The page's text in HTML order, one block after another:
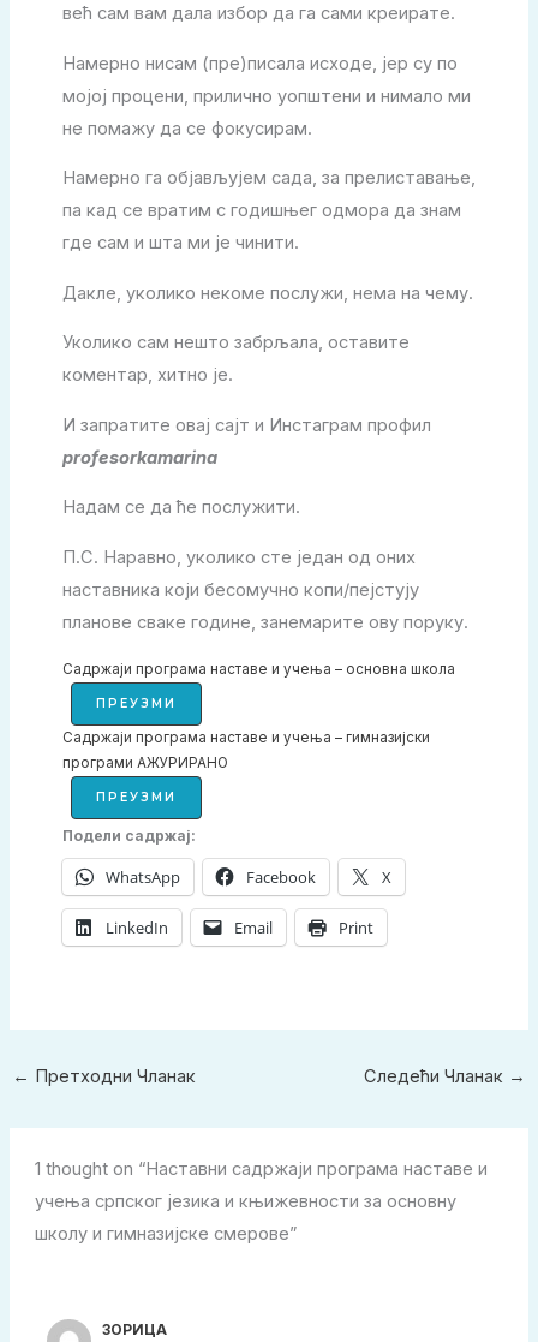
већ сам вам дала избор да га сами креирате.
Намерно нисам (пре)писала исходе, јер су по
мојој процени, прилично уопштени и нимало ми
не помажу да се фокусирам.
Намерно га објављујем сада, за прелиставање,
па кад се вратим с годишњег одмора да знам
где сам и шта ми је чинити.
Дакле, уколико некоме послужи, нема на чему.
Уколико сам нешто забрљала, оставите
коментар, хитно је.
И запратите овај сајт и Инстаграм профил
profesorkamarina
Надам се да ће послужити.
П.С. Наравно, уколико сте један од оних
наставника који бесомучно копи/пејстују
планове сваке године, занемарите ову поруку.
Садржаји програма наставе и учења – основна школа
ПРЕУЗМИ
Садржаји програма наставе и учења – гимназијски
програми АЖУРИРАНО
ПРЕУЗМИ
Подели садржај:
WhatsApp Facebook X
LinkedIn Email Print
← Претходни Чланак Следећи Чланак →
1 thought on “Наставни садржаји програма наставе и
учења српског језика и књижевности за основну
школу и гимназијске смерове”
ЗОРИЦА